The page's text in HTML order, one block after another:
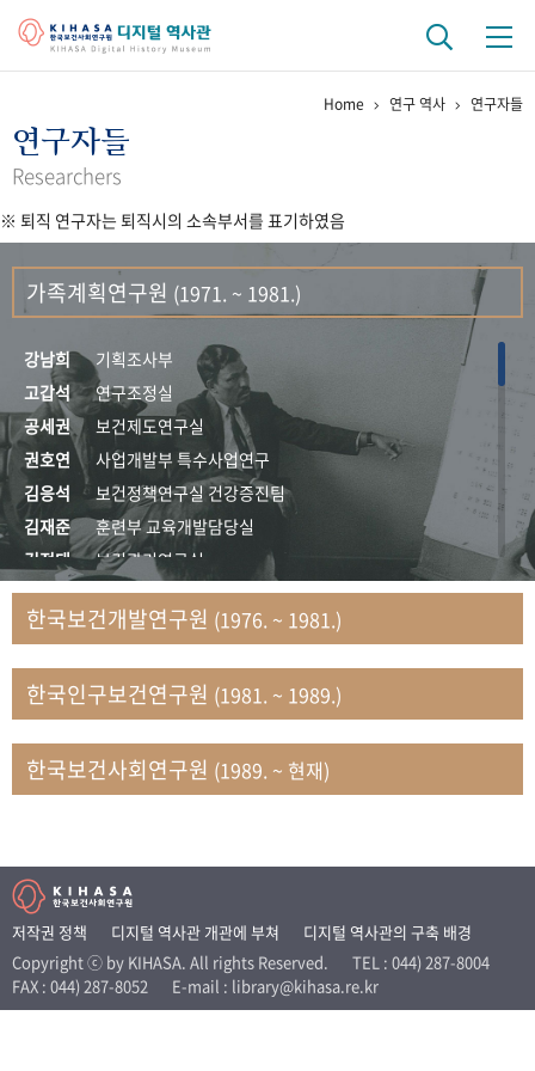
걸어온 길 기관 변천사
연구 역사
정책과 연구 키워드로 보는 연구 역사
연구자들
간행물 변천사
기록물 아카이브
사진 아카이브 문서 기록물 행정박물 영상 기록물
50+1주년 기념
성과 50선 숫자로 보는 50년
세계와 함께 한 KIHASA
VR 역사관
Home 연구 역사 연구자들
연구자들
Researchers
※ 퇴직 연구자는 퇴직시의 소속부서를 표기하였음
가족계획연구원 (1971. ~ 1981.)
강남희
기획조사부
고갑석
연구조정실
공세권
보건제도연구실
권호연
사업개발부 특수사업연구
김응석
보건정책연구실 건강증진팀
김재준
훈련부 교육개발담당실
김정태
보건관리연구실
김지자
연구부 사회개발담당실
김태룡
조사평가부 연구과
문현상
가족복지연구실 인구가족연구팀
박인화
보건정책연구실
박재빈
연구부 인구역학담당실
변종화
보건정책연구실 건강증진팀
송건용
보건정책연구실
송태민
정보통계연구실 빅데이터연구센터
신희설
사업개발부 국제협력연구실
이규식
의료보험연구실
이문기
훈련부
한국보건개발연구원 (1976. ~ 1981.)
한국인구보건연구원 (1981. ~ 1989.)
한국보건사회연구원 (1989. ~ 현재)
저작권 정책 디지털 역사관 개관에 부쳐
디지털 역사관의 구축 배경
Copyright ⓒ by KIHASA. All rights Reserved.
TEL : 044) 287-8004
FAX : 044) 287-8052
E-mail : library@kihasa.re.kr